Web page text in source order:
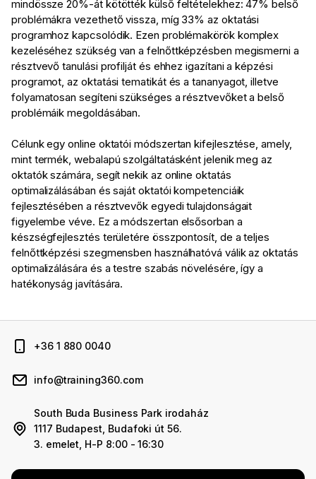
mindössze 20%-át kötötték külső feltételekhez: 47% belső
problémákra vezethető vissza, míg 33% az oktatási
programhoz kapcsolódik. Ezen problémakörök komplex
kezeléséhez szükség van a felnőttképzésben megismerni a
résztvevő tanulási profilját és ehhez igazítani a képzési
programot, az oktatási tematikát és a tananyagot, illetve
folyamatosan segíteni szükséges a résztvevőket a belső
problémáik megoldásában.
Célunk egy online oktatói módszertan kifejlesztése, amely,
mint termék, webalapú szolgáltatásként jelenik meg az
oktatók számára, segít nekik az online oktatás
optimalizálásában és saját oktatói kompetenciáik
fejlesztésében a résztvevők egyedi tulajdonságait
figyelembe véve. Ez a módszertan elsősorban a
készségfejlesztés területére összpontosít, de a teljes
felnőttképzési szegmensben használhatóvá válik az oktatás
optimalizálására és a testre szabás növelésére, így a
hatékonyság javítására.
+36 1 880 0040
info@training360.com
South Buda Business Park irodaház
1117 Budapest, Budafoki út 56.
3. emelet, H-P 8:00 - 16:30